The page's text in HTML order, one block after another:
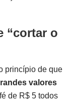
“cortar o
princípio de que
valores
de R$ 5 todos